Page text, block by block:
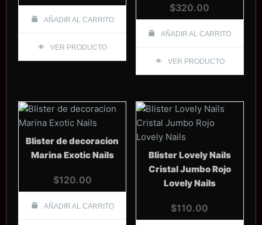
AÑADIR AL CARRITO
VER PRODUCTO
$320.00
AÑADIR AL CARRITO
VER PRODUCTO
Blister de decoracion
Marina Exotic Nails
$120.00
AÑADIR AL CARRITO
Blister Lovely Nails
Cristal Jumbo Rojo
Lovely Nails
$110.00